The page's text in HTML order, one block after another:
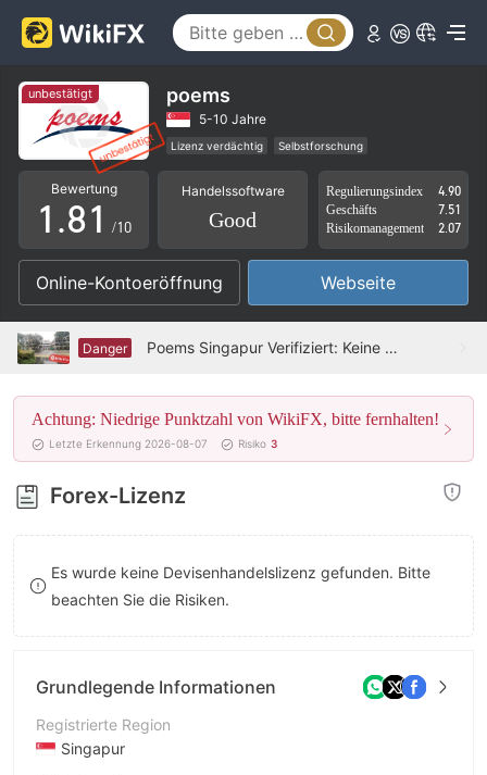
unbestätigt poems
5-10 Jahre
Lizenz verdächtig
Selbstforschung
Globales Geschäft
Hohes potenzielles Risiko
Bewertung
0
1
2
3
4
5
6
7
8
9
.
4
5
6
7
8
9
0
1
2
3
4
5
6
7
8
9
/10
Handelssoftware
Good
Regulierungsindex
4.90
Geschäfts
7.51
Risikomanagement
2.07
Online-Kontoeröffnung Webseite
Danger Poems Singapur Verifiziert: Keine physische Präsenz festgestellt
Achtung: Niedrige Punktzahl von WikiFX, bitte fernhalten!
Letzte Erkennung 2026-08-07 Risiko 3
Forex-Lizenz
Es wurde keine Devisenhandelslizenz gefunden. Bitte
beachten Sie die Risiken.
Grundlegende Informationen
Registrierte Region
Singapur